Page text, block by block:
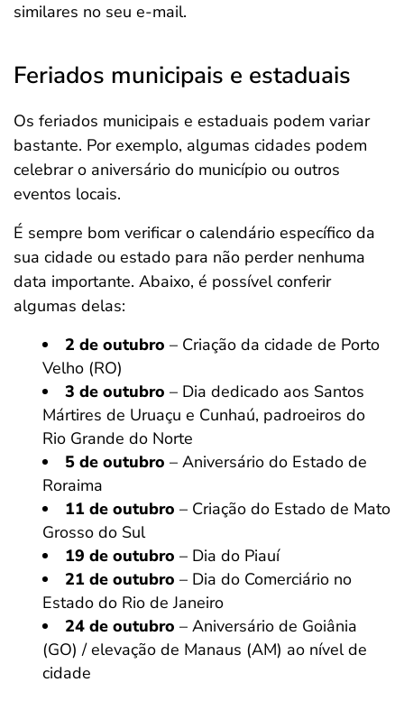
similares no seu e-mail.
Feriados municipais e estaduais
Os feriados municipais e estaduais podem variar
bastante. Por exemplo, algumas cidades podem
celebrar o aniversário do município ou outros
eventos locais.
É sempre bom verificar o calendário específico da
sua cidade ou estado para não perder nenhuma
data importante. Abaixo, é possível conferir
algumas delas:
2 de outubro – Criação da cidade de Porto
Velho (RO)
3 de outubro – Dia dedicado aos Santos
Mártires de Uruaçu e Cunhaú, padroeiros do
Rio Grande do Norte
5 de outubro – Aniversário do Estado de
Roraima
11 de outubro – Criação do Estado de Mato
Grosso do Sul
19 de outubro – Dia do Piauí
21 de outubro – Dia do Comerciário no
Estado do Rio de Janeiro
24 de outubro – Aniversário de Goiânia
(GO) / elevação de Manaus (AM) ao nível de
cidade